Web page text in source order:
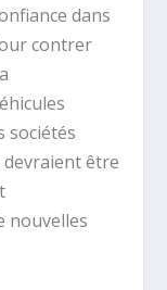
dans
contrer
sociétés
devraient être
nouvelles